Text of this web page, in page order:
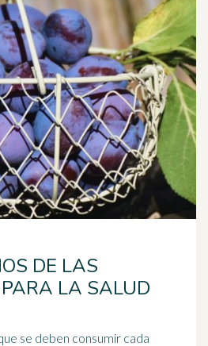
DE LAS
LA SALUD
se deben consumir cada